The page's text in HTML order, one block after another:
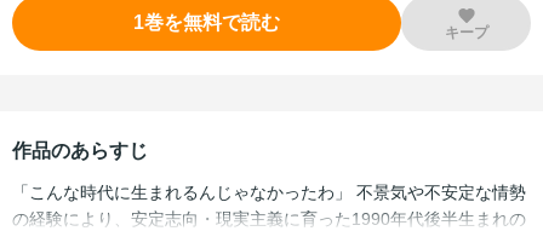
1巻を無料で読む キープ
作品のあらすじ
「こんな時代に生まれるんじゃなかったわ」 不景気や不安定な情勢
の経験により、安定志向・現実主義に育った1990年代後半生まれの